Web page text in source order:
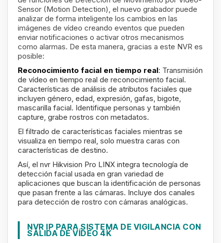
Sensor (Motion Detection), el nuevo grabador puede
analizar de forma inteligente los cambios en las
imágenes de vídeo creando eventos que pueden
enviar notificaciones o activar otros mecanismos
como alarmas. De esta manera, gracias a este NVR es
posible:
Reconocimiento facial en tiempo real: Transmisión
de vídeo en tiempo real de reconocimiento facial.
Características de análisis de atributos faciales que
incluyen género, edad, expresión, gafas, bigote,
mascarilla facial. Identifique personas y también
capture, grabe rostros con metadatos.
El filtrado de características faciales mientras se
visualiza en tiempo real, solo muestra caras con
características de destino.
Así, el nvr Hikvision Pro LINX integra tecnología de
detección facial usada en gran variedad de
aplicaciones que buscan la identificación de personas
que pasan frente a las cámaras. Incluye dos canales
para detección de rostro con cámaras analógicas.
NVR IP PARA SISTEMA DE VIGILANCIA CON
SALIDA DE VÍDEO 4K